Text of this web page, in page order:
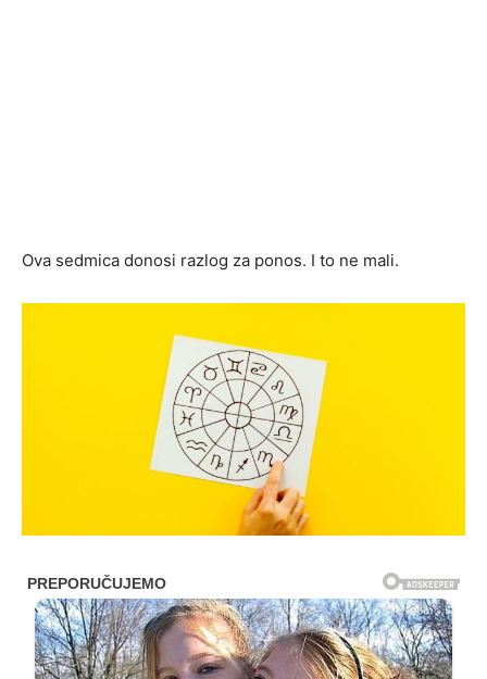
Ova sedmica donosi razlog za ponos. I to ne mali.